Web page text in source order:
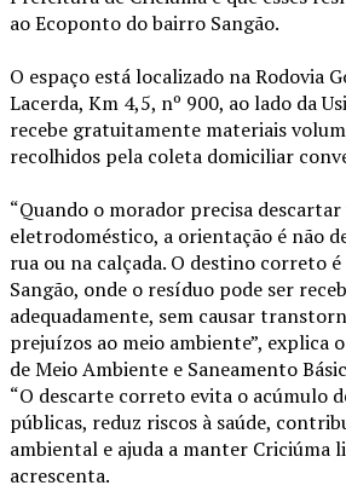
ao Ecoponto do bairro Sangão.
O espaço está localizado na Rodovia
Lacerda, Km 4,5, nº 900, ao lado da
recebe gratuitamente materiais
recolhidos pela coleta domiciliar
“Quando o morador precisa
eletrodoméstico, a orientação é não
rua ou na calçada. O destino correto
Sangão, onde o resíduo pode ser
adequadamente, sem causar
prejuízos ao meio ambiente”, explica
de Meio Ambiente e Saneamento
“O descarte correto evita o acúmulo
públicas, reduz riscos à saúde,
ambiental e ajuda a manter Criciúma
acrescenta.